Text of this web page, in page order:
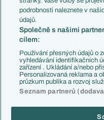
Arsenal FC
Chelsea FC
Manchester United
AC Milán
Juventus FC
Bayern Mnichov
FC Barcelona
Real Madrid
podrobnosti naleznete v
údajů.
Společně s našimi
cílem:
Používání přesných údajů o
vyhledávání identifikačních
zařízení . Ukládání a/nebo
Personalizovaná reklama a
průzkum publika a rozvoj
Seznam partnerů